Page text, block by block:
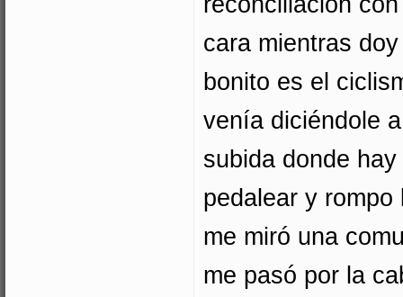
cara mientras
bonito es el
venía diciéndole
subida donde
pedalear y
me miró una
me pasó por la